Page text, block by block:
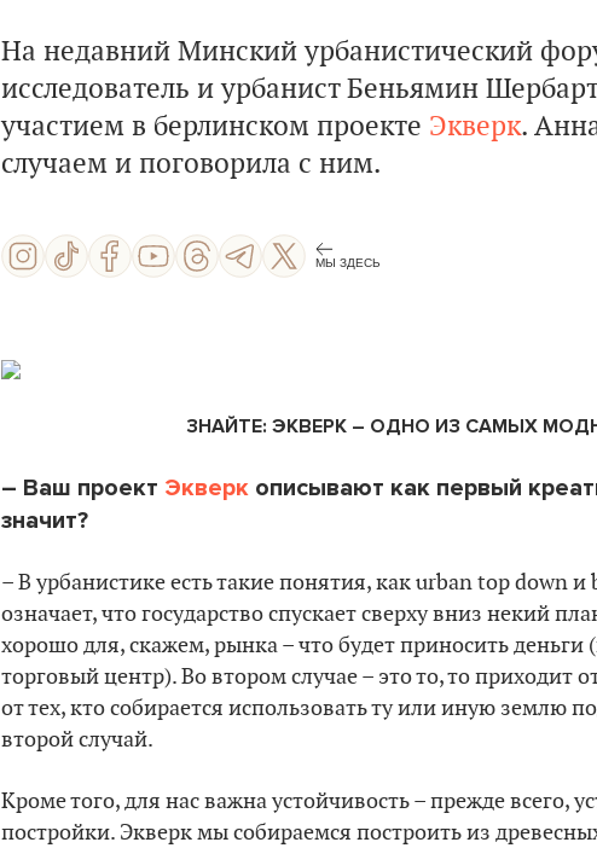
На недавний Минский урбанистический
исследователь и урбанист Беньямин
участием в берлинском проекте Экверк.
случаем и поговорила с ним.
МЫ ЗДЕСЬ
ЗНАЙТЕ: ЭКВЕРК – ОДНО ИЗ САМЫХ
– Ваш проект Экверк описывают как первый
значит?
– В урбанистике есть такие понятия, как urban top down
означает, что государство спускает сверху вниз некий
хорошо для, скажем, рынка – что будет приносить
торговый центр). Во втором случае – это то, то приходит
от тех, кто собирается использовать ту или иную землю
второй случай.
Кроме того, для нас важна устойчивость – прежде всего,
постройки. Экверк мы собираемся построить из